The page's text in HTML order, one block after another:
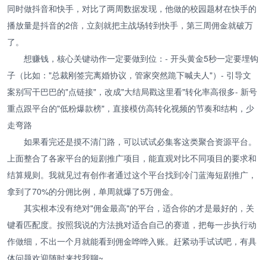
同时做抖音和快手，对比了两周数据发现，他做的校园题材在快手的
播放量是抖音的2倍，立刻就把主战场转到快手，第三周佣金就破万
了。
想赚钱，核心关键动作一定要做到位：- 开头黄金5秒一定要埋钩
子（比如："总裁刚签完离婚协议，管家突然跪下喊夫人"）- 引导文
案别写干巴巴的"点链接"，改成"大结局戳这里看"转化率高很多- 新号
重点跟平台的"低粉爆款榜"，直接模仿高转化视频的节奏和结构，少
走弯路
如果看完还是摸不清门路，可以试试必集客这类聚合资源平台。
上面整合了各家平台的短剧推广项目，能直观对比不同项目的要求和
结算规则。我就见过有创作者通过这个平台找到冷门蓝海短剧推广，
拿到了70%的分佣比例，单周就爆了5万佣金。
其实根本没有绝对"佣金最高"的平台，适合你的才是最好的，关
键看匹配度。按照我说的方法挑对适合自己的赛道，把每一步执行动
作做细，不出一个月就能看到佣金哗哗入账。赶紧动手试试吧，有具
体问题欢迎随时来找我聊~